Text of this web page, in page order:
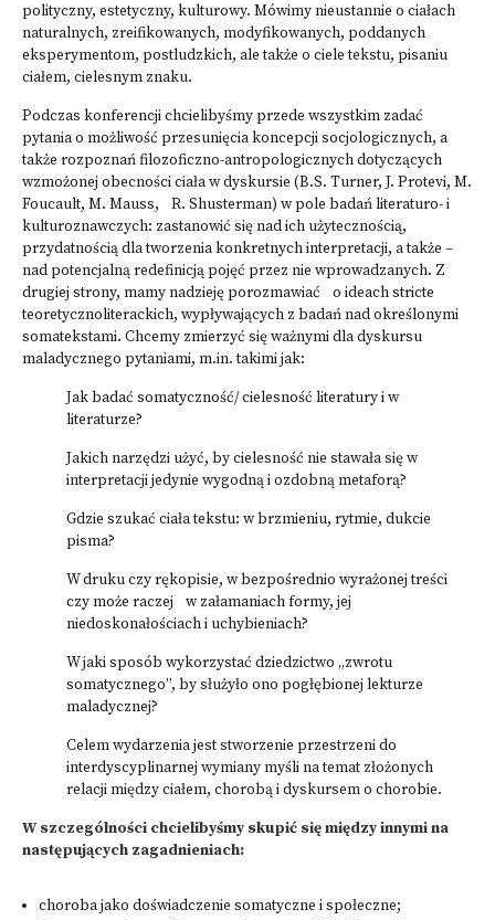
polityczny, estetyczny, kulturowy. Mówimy nieustannie o ciałach
naturalnych, zreifikowanych, modyfikowanych, poddanych
eksperymentom, postludzkich, ale także o ciele tekstu, pisaniu
ciałem, cielesnym znaku.
Podczas konferencji chcielibyśmy przede wszystkim zadać
pytania o możliwość przesunięcia koncepcji socjologicznych, a
także rozpoznań filozoficzno-antropologicznych dotyczących
wzmożonej obecności ciała w dyskursie (B.S. Turner, J. Protevi, M.
Foucault, M. Mauss, R. Shusterman) w pole badań literaturo- i
kulturoznawczych: zastanowić się nad ich użytecznością,
przydatnością dla tworzenia konkretnych interpretacji, a także –
nad potencjalną redefinicją pojęć przez nie wprowadzanych. Z
drugiej strony, mamy nadzieję porozmawiać o ideach stricte
teoretycznoliterackich, wypływających z badań nad określonymi
somatekstami. Chcemy zmierzyć się ważnymi dla dyskursu
maladycznego pytaniami, m.in. takimi jak:
Jak badać somatyczność/ cielesność literatury i w
literaturze?
Jakich narzędzi użyć, by cielesność nie stawała się w
interpretacji jedynie wygodną i ozdobną metaforą?
Gdzie szukać ciała tekstu: w brzmieniu, rytmie, dukcie
pisma?
W druku czy rękopisie, w bezpośrednio wyrażonej treści
czy może raczej w załamaniach formy, jej
niedoskonałościach i uchybieniach?
W jaki sposób wykorzystać dziedzictwo „zwrotu
somatycznego”, by służyło ono pogłębionej lekturze
maladycznej?
Celem wydarzenia jest stworzenie przestrzeni do
interdyscyplinarnej wymiany myśli na temat złożonych
relacji między ciałem, chorobą i dyskursem o chorobie.
W szczególności chcielibyśmy skupić się między innymi na
następujących zagadnieniach:
choroba jako doświadczenie somatyczne i społeczne;